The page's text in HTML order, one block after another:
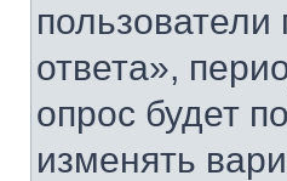
ответа»,
опрос будет
изменять